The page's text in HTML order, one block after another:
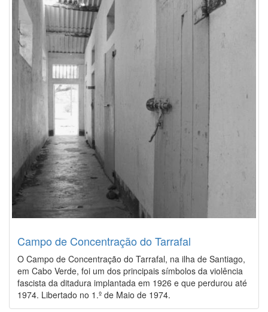
Campo de Concentração do Tarrafal
O Campo de Concentração do Tarrafal, na ilha de Santiago,
em Cabo Verde, foi um dos principais símbolos da violência
fascista da ditadura implantada em 1926 e que perdurou até
1974. Libertado no 1.º de Maio de 1974.